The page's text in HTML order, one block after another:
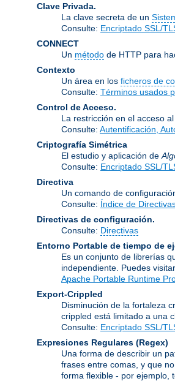
Clave Privada.
La clave secreta de un
Consulte: Encriptado SSL/
CONNECT
Un método de HTTP para
Contexto
Un área en los ficheros de
Consulte: Términos usados
Control de Acceso.
La restricción en el acceso
Consulte: Autentificación,
Criptografía Simétrica
El estudio y aplicación de
Consulte: Encriptado SSL/
Directiva
Un comando de
Consulte: Índice de
Directivas de configuración.
Consulte: Directivas
Entorno Portable de tiempo de
Es un conjunto de librerías
independiente. Puedes
Apache Portable Runtime
Export-Crippled
Disminución de la fortaleza
crippled está limitado a una
Consulte: Encriptado SSL/
Expresiones Regulares (Regex)
Una forma de describir un
frases entre comas, y que
forma flexible - por ejemplo,